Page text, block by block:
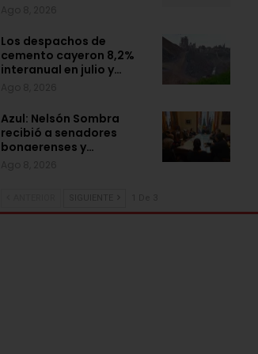
Los despachos de
cemento cayeron 8,2%
interanual en julio y…
Azul: Nelsón Sombra
recibió a senadores
bonaerenses y…